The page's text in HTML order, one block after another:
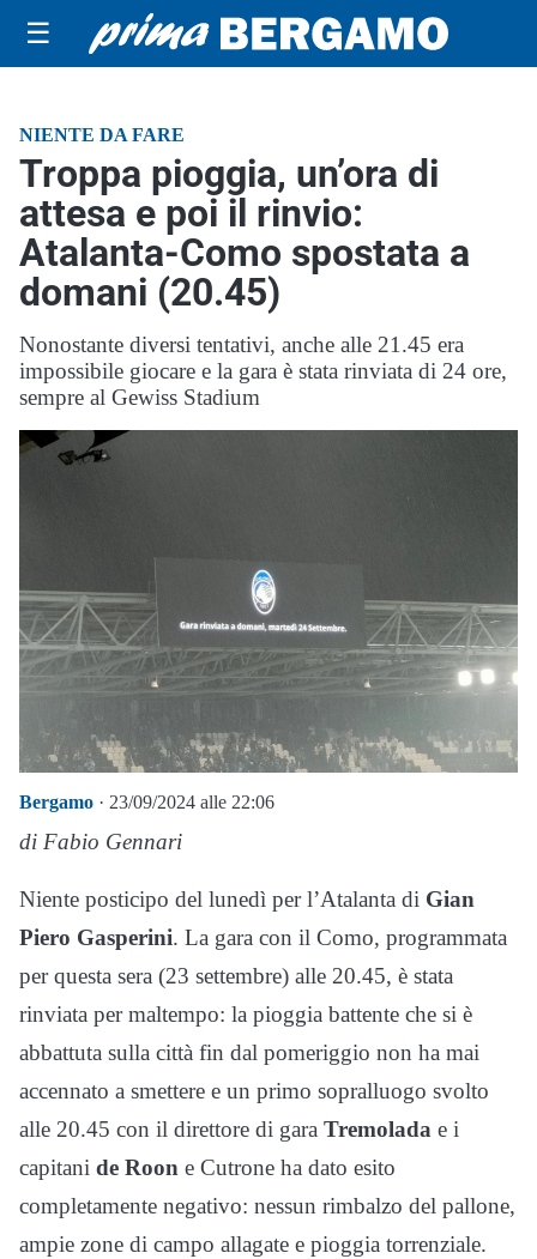
☰
NIENTE DA FARE
Troppa pioggia, un’ora di
attesa e poi il rinvio:
Atalanta-Como spostata a
domani (20.45)
Nonostante diversi tentativi, anche alle 21.45 era
impossibile giocare e la gara è stata rinviata di 24 ore,
sempre al Gewiss Stadium
Bergamo · 23/09/2024 alle 22:06
di Fabio Gennari
Niente posticipo del lunedì per l’Atalanta di Gian
Piero Gasperini. La gara con il Como, programmata
per questa sera (23 settembre) alle 20.45, è stata
rinviata per maltempo: la pioggia battente che si è
abbattuta sulla città fin dal pomeriggio non ha mai
accennato a smettere e un primo sopralluogo svolto
alle 20.45 con il direttore di gara Tremolada e i
capitani de Roon e Cutrone ha dato esito
completamente negativo: nessun rimbalzo del pallone,
ampie zone di campo allagate e pioggia torrenziale.